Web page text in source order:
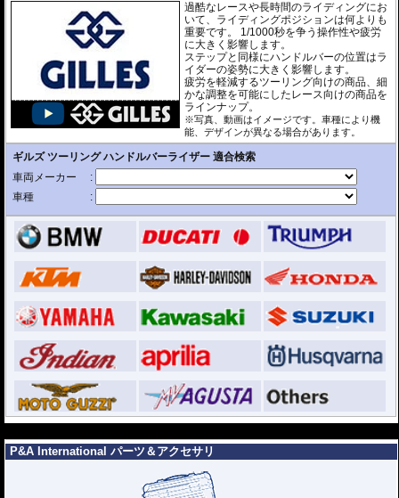
過酷なレースや長時間のライディングにお
いて、ライディングポジションは何よりも
重要です。 1/1000秒を争う操作性や疲労
に大きく影響します。
ステップと同様にハンドルバーの位置はラ
イダーの姿勢に大きく影響します。
疲労を軽減するツーリング向けの商品、細
かな調整を可能にしたレース向けの商品を
ラインナップ。
※写真、動画はイメージです。車種により機
能、デザインが異なる場合があります。
P&A International パーツ＆アクセサリ